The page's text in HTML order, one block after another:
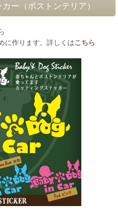
ー（ボストンテリア）
に作ります。詳しくはこちら